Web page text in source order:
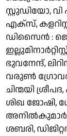
സ്റ്റുഡിയോ,
എക്സ്,
ഡിസൈൻ :
ഭുവനേന്ദ്,
വരുൺ ഗ്രോവർ
ചിന്മയി
ശിഖ ജോഷി,
അനിൽകുമാർ,
ശബരി,